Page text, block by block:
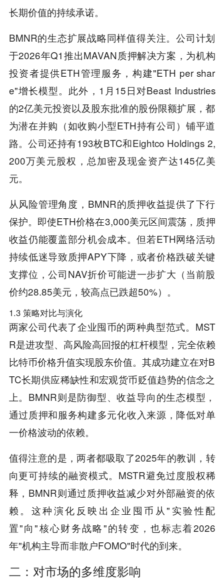
长期价值的持续承诺。
BMNR的生态扩展战略同样值得关注。公司计划
于2026年Q1推出MAVAN质押解决方案，为机构
投资者提供ETH管理服务，构建"ETH per shar
e"增长模型。此外，1月15日对Beast Industries
的2亿美元投资以及股东批准的股份限额扩展，都
为潜在并购（如收购小型ETH持有公司）铺平道
路。公司还持有193枚BTC和Eightco Holdings 2,
200万美元股权，总加密及现金资产达145亿美
元。
从风险管理角度，BMNR的质押收益提供了下行
保护。即使ETH价格在3,000美元区间震荡，质押
收益仍能覆盖部分机会成本。但若ETH网络活动
持续低迷导致质押APY下降，或者价格跌破关键
支撑位，公司NAV折价可能进一步扩大（当前股
价约28.85美元，较高点已跌超50%）。
1.3 策略对比与演化
两家公司代表了企业囤币的两种典型范式。MST
R是进攻型、高风险高回报的杠杆模型，完全依赖
比特币价格升值实现股东价值。其成功建立在对B
TC长期供应稀缺性和宏观货币贬值趋势的信念之
上。BMNR则是防御型、收益导向的生态模型，
通过质押和服务构建多元化收入来源，降低对单
一价格波动的依赖。
值得注意的是，两者都吸取了2025年的教训，转
向更可持续的融资模式。MSTR避免过度股权稀
释，BMNR则通过质押收益减少对外部融资的依
赖。这种演化反映出企业囤币从"实验性配
置"向"核心财务战略"的转变，也标志着2026
年"机构主导而非散户FOMO"时代的到来。
二：对市场的多维度影响